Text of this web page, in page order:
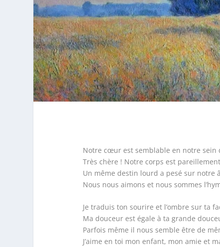
Notre cœur est semblable en notre sein
Très chère ! Notre corps est
Un même destin lourd a pesé sur notre
Nous nous aimons et nous sommes
Je traduis ton sourire et l’ombre sur ta
Ma douceur est égale à ta grande
Parfois même il nous semble être de
J’aime en toi mon enfant, mon amie et